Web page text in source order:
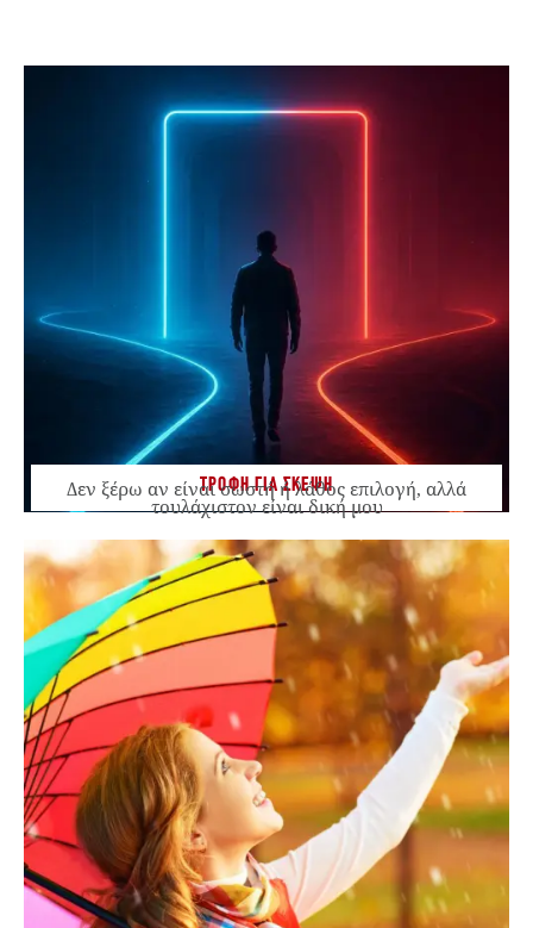
ΤΡΟΦΗ ΓΙΑ ΣΚΕΨΗ
Δεν ξέρω αν είναι σωστή ή λάθος επιλογή, αλλά
τουλάχιστον είναι δική μου